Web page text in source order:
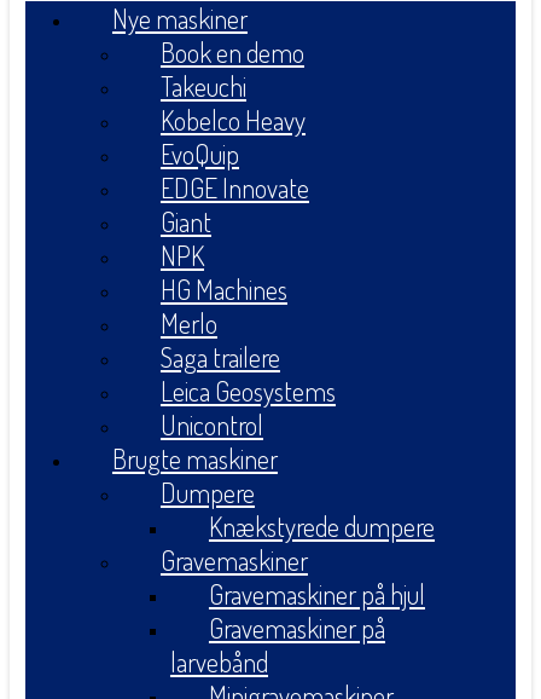
Nye maskiner
Book en demo
Takeuchi
Kobelco Heavy
EvoQuip
EDGE Innovate
Giant
NPK
HG Machines
Merlo
Saga trailere
Leica Geosystems
Unicontrol
Brugte maskiner
Dumpere
Knækstyrede dumpere
Gravemaskiner
Gravemaskiner på hjul
Gravemaskiner på
larvebånd